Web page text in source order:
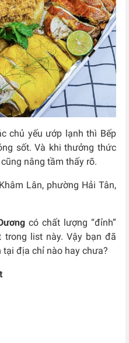
chủ yếu ướp lạnh thì Bếp
sốt. Và khi thưởng thức
nâng tầm thấy rõ.
Lân, phường Hải Tân,
có chất lượng “đỉnh”
list này. Vậy bạn đã
địa chỉ nào hay chưa?